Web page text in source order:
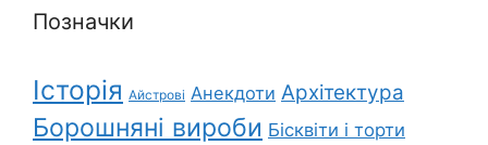
Позначки
Історія Айстрові Анекдоти Архітектура
Борошняні вироби Бісквіти і торти